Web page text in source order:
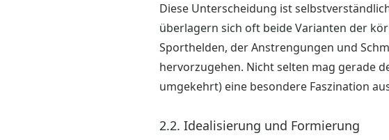
Diese Unterscheidung ist
überlagern sich oft beide Varianten der
Sporthelden, der Anstrengungen und
hervorzugehen. Nicht selten mag gerade
umgekehrt) eine besondere Faszination
2.2. Idealisierung und Formierung